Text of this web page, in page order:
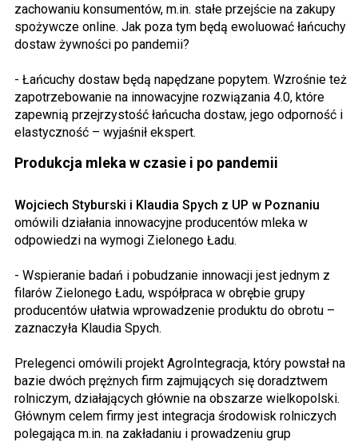
zachowaniu konsumentów, m.in. stałe przejście na zakupy
spożywcze online. Jak poza tym będą ewoluować łańcuchy
dostaw żywności po pandemii?
- Łańcuchy dostaw będą napędzane popytem. Wzrośnie też
zapotrzebowanie na innowacyjne rozwiązania 4.0, które
zapewnią przejrzystość łańcucha dostaw, jego odporność i
elastyczność – wyjaśnił ekspert.
Produkcja mleka w czasie i po pandemii
Wojciech Styburski i Klaudia Spych z UP w Poznaniu
omówili działania innowacyjne producentów mleka w
odpowiedzi na wymogi Zielonego Ładu.
- Wspieranie badań i pobudzanie innowacji jest jednym z
filarów Zielonego Ładu, współpraca w obrębie grupy
producentów ułatwia wprowadzenie produktu do obrotu –
zaznaczyła Klaudia Spych.
Prelegenci omówili projekt AgroIntegracja, który powstał na
bazie dwóch prężnych firm zajmujących się doradztwem
rolniczym, działających głównie na obszarze wielkopolski.
Głównym celem firmy jest integracja środowisk rolniczych
polegająca m.in. na zakładaniu i prowadzeniu grup